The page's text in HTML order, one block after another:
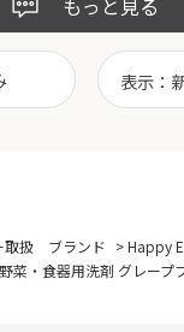
もっと見る
表示：
取扱 ブランド >Happy
菜・食器用洗剤 グレープ